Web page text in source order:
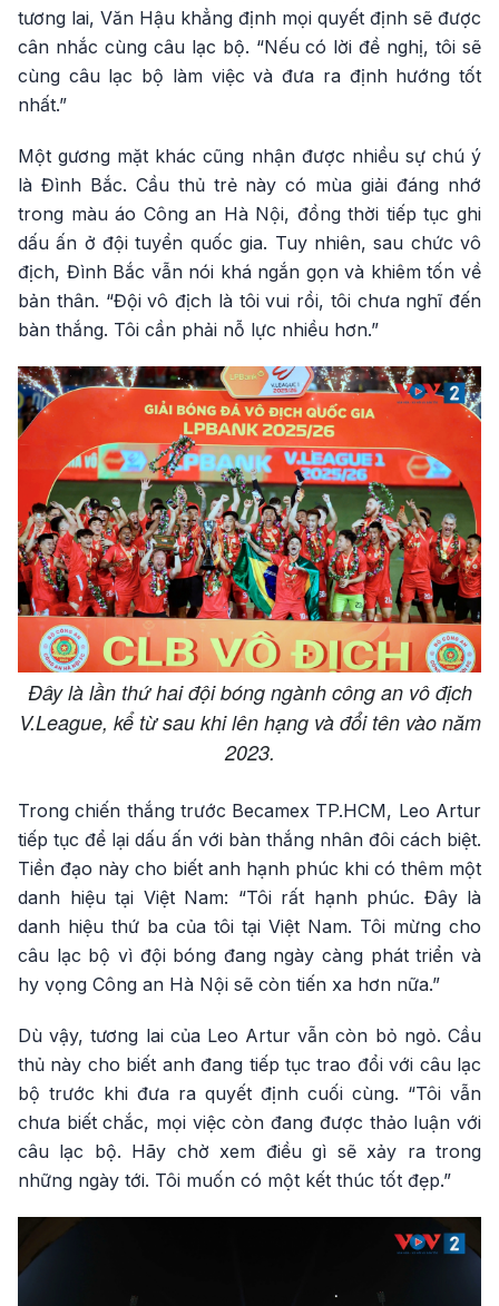
tương lai, Văn Hậu khẳng định mọi quyết định sẽ được
cân nhắc cùng câu lạc bộ. “Nếu có lời đề nghị, tôi sẽ
cùng câu lạc bộ làm việc và đưa ra định hướng tốt
nhất.”
Một gương mặt khác cũng nhận được nhiều sự chú ý
là Đình Bắc. Cầu thủ trẻ này có mùa giải đáng nhớ
trong màu áo Công an Hà Nội, đồng thời tiếp tục ghi
dấu ấn ở đội tuyển quốc gia. Tuy nhiên, sau chức vô
địch, Đình Bắc vẫn nói khá ngắn gọn và khiêm tốn về
bản thân. “Đội vô địch là tôi vui rồi, tôi chưa nghĩ đến
bàn thắng. Tôi cần phải nỗ lực nhiều hơn.”
Đây là lần thứ hai đội bóng ngành công an vô địch
V.League, kể từ sau khi lên hạng và đổi tên vào năm
2023.
Trong chiến thắng trước Becamex TP.HCM, Leo Artur
tiếp tục để lại dấu ấn với bàn thắng nhân đôi cách biệt.
Tiền đạo này cho biết anh hạnh phúc khi có thêm một
danh hiệu tại Việt Nam: “Tôi rất hạnh phúc. Đây là
danh hiệu thứ ba của tôi tại Việt Nam. Tôi mừng cho
câu lạc bộ vì đội bóng đang ngày càng phát triển và
hy vọng Công an Hà Nội sẽ còn tiến xa hơn nữa.”
Dù vậy, tương lai của Leo Artur vẫn còn bỏ ngỏ. Cầu
thủ này cho biết anh đang tiếp tục trao đổi với câu lạc
bộ trước khi đưa ra quyết định cuối cùng. “Tôi vẫn
chưa biết chắc, mọi việc còn đang được thảo luận với
câu lạc bộ. Hãy chờ xem điều gì sẽ xảy ra trong
những ngày tới. Tôi muốn có một kết thúc tốt đẹp.”